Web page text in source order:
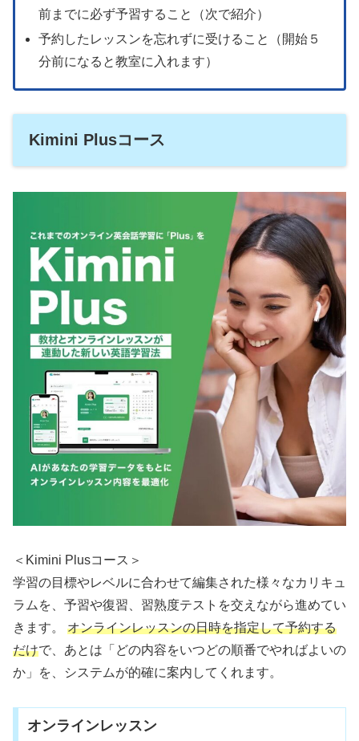
前までに必ず予習すること（次で紹介）
予約したレッスンを忘れずに受けること（開始５
分前になると教室に入れます）
Kimini Plusコース
＜Kimini Plusコース＞
学習の目標やレベルに合わせて編集された様々なカリキュ
ラムを、予習や復習、習熟度テストを交えながら進めてい
きます。 オンラインレッスンの日時を指定して予約する
だけで、あとは「どの内容をいつどの順番でやればよいの
か」を、システムが的確に案内してくれます。
オンラインレッスン